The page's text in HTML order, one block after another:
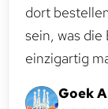
dort
sein, was
einzigartig
Goek